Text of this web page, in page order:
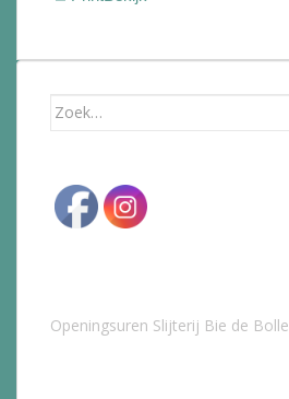
Zoek
Openingsuren Slijterij Bie de Bolle